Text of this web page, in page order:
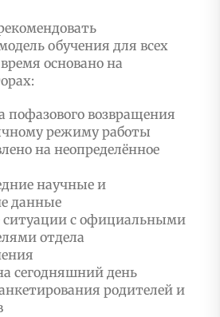
обучения для всех
основано на
пофазового возвращения
режиму работы
на неопределённое
научные и
данные
ситуации с официальными
отдела
сегодняшний день
родителей и